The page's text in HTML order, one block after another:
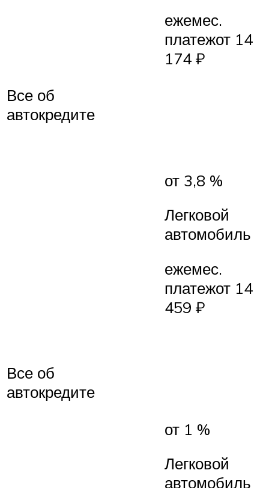
ежемес.
платежот 14
174 ₽
Все об
автокредите
от 3,8 %
Легковой
автомобиль
ежемес.
платежот 14
459 ₽
Все об
автокредите
от 1 %
Легковой
автомобиль